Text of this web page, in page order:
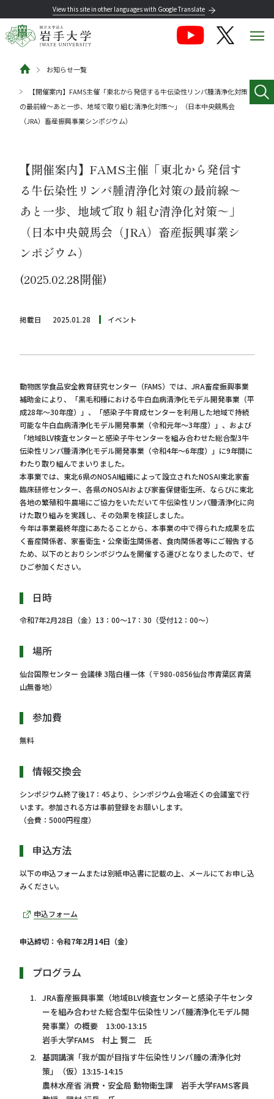
View this site in other languages with Google Translate
お知らせ一覧
【開催案内】FAMS主催「東北から発信する牛伝染性リンパ腫清浄化対策
の最前線～あと一歩、地域で取り組む清浄化対策～」（日本中央競馬会
（JRA）畜産振興事業シンポジウム）
【開催案内】FAMS主催「東北から発信す
る牛伝染性リンパ腫清浄化対策の最前線～
あと一歩、地域で取り組む清浄化対策～」
（日本中央競馬会（JRA）畜産振興事業シ
ンポジウム）
(2025.02.28開催)
掲載日 2025.01.28 イベント
動物医学食品安全教育研究センター（FAMS）では、JRA畜産振興事業
補助金により、「黒毛和種における牛白血病清浄化モデル開発事業（平
成28年～30年度）」、「感染子牛育成センターを利用した地域で持続
可能な牛白血病清浄化モデル開発事業（令和元年～3年度）」、および
「地域BLV検査センターと感染子牛センターを組み合わせた総合型3牛
伝染性リンパ腫清浄化モデル開発事業（令和4年～6年度）」に9年間に
わたり取り組んでまいりました。
本事業では、東北6県のNOSAI組織によって設立されたNOSAI東北家畜
臨床研修センター、各県のNOSAIおよび家畜保健衛生所、ならびに東北
各地の繁殖和牛農場にご協力をいただいて牛伝染性リンパ腫清浄化に向
けた取り組みを実践し、その効果を検証しました。
今年は事業最終年度にあたることから、本事業の中で得られた成果を広
く畜産関係者、家畜衛生・公衆衛生関係者、食肉関係者等にご報告する
ため、以下のとおりシンポジウムを開催する運びとなりましたので、ぜ
ひご参加ください。
日時
令和7年2月28日（金）13：00～17：30（受付12：00～）
場所
仙台国際センター 会議棟 3階白橿一体（〒980-0856仙台市青葉区青葉
山無番地）
参加費
無料
情報交換会
シンポジウム終了後17：45より、シンポジウム会場近くの会議室で行
います。参加される方は事前登録をお願いします。
（会費：5000円程度）
申込方法
以下の申込フォームまたは別紙申込書に記載の上、メールにてお申し込
みください。
申込フォーム
申込締切：令和7年2月14日（金）
プログラム
JRA畜産振興事業（地域BLV検査センターと感染子牛センタ
ーを組み合わせた総合型牛伝染性リンパ腫清浄化モデル開
発事業）の概要 13:00-13:15
岩手大学FAMS 村上 賢二 氏
基調講演「我が国が目指す牛伝染性リンパ腫の清浄化対
策」（仮）13:15-14:15
農林水産省 消費・安全局 動物衛生課 岩手大学FAMS客員